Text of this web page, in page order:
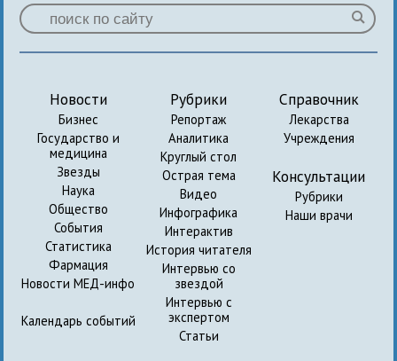
Новости
Бизнес
Государство и
медицина
Звезды
Наука
Общество
События
Статистика
Фармация
Новости МЕД-инфо
Календарь событий
Рубрики
Репортаж
Аналитика
Круглый стол
Острая тема
Видео
Инфографика
Интерактив
История читателя
Интервью со
звездой
Интервью с
экспертом
Статьи
Справочник
Лекарства
Учреждения
Консультации
Рубрики
Наши врачи